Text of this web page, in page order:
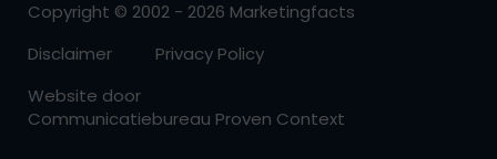
Copyright © 2002 - 2026 Marketingfacts
Disclaimer
Privacy Policy
Website door
Communicatiebureau Proven Context